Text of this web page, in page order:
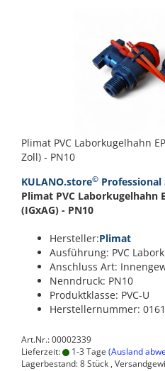
Plimat PVC Laborkugelhahn
Zoll) - PN10
KULANO.store© Professional
Plimat PVC Laborkugelhahn
(IGxAG) - PN10
Hersteller:Plimat
Ausführung: PVC
Anschluss Art:
Nenndruck: PN10
Produktklasse: PVC-U
Herstellernummer:
Art.Nr.: 00002339
Lieferzeit:
1-3 Tage (Ausland
Lagerbestand: 8 Stück ,